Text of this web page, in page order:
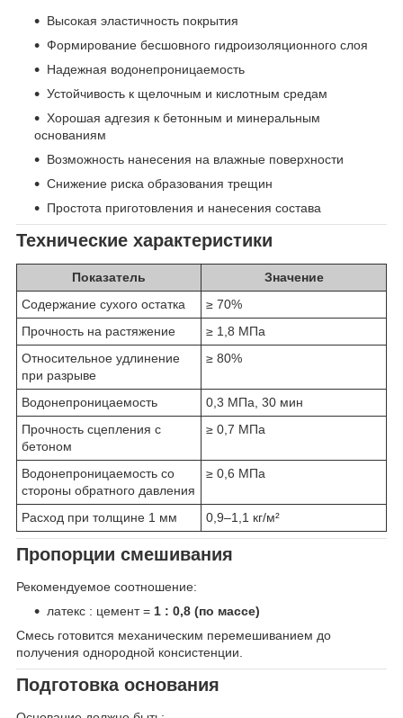
Высокая эластичность покрытия
Формирование бесшовного гидроизоляционного слоя
Надежная водонепроницаемость
Устойчивость к щелочным и кислотным средам
Хорошая адгезия к бетонным и минеральным
основаниям
Возможность нанесения на влажные поверхности
Снижение риска образования трещин
Простота приготовления и нанесения состава
Технические характеристики
Показатель
Значение
Содержание сухого остатка
≥ 70%
Прочность на растяжение
≥ 1,8 МПа
Относительное удлинение
при разрыве
≥ 80%
Водонепроницаемость
0,3 МПа, 30 мин
Прочность сцепления с
бетоном
≥ 0,7 МПа
Водонепроницаемость со
стороны обратного давления
≥ 0,6 МПа
Расход при толщине 1 мм 0,9–1,1 кг/м²
Пропорции смешивания
Рекомендуемое соотношение:
латекс : цемент = 1 : 0,8 (по массе)
Смесь готовится механическим перемешиванием до
получения однородной консистенции.
Подготовка основания